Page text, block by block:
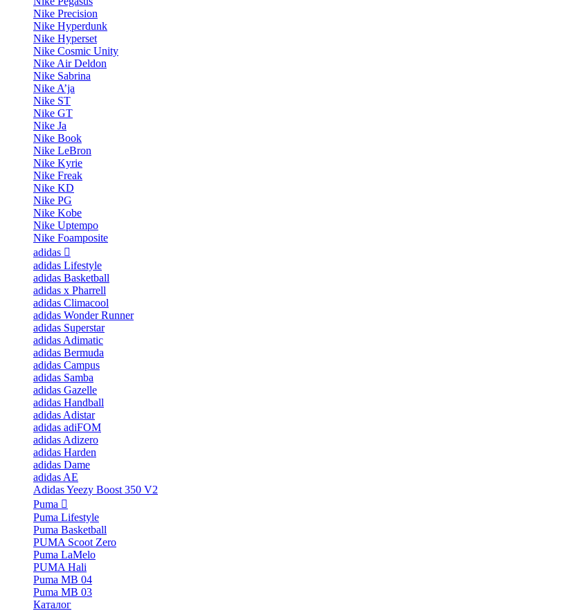
Nike Precision
Nike Hyperdunk
Nike Hyperset
Nike Cosmic Unity
Nike Air Deldon
Nike Sabrina
Nike A’ja
Nike ST
Nike GT
Nike Ja
Nike Book
Nike LeBron
Nike Kyrie
Nike Freak
Nike KD
Nike PG
Nike Kobe
Nike Uptempo
Nike Foamposite
adidas
adidas Lifestyle
adidas Basketball
adidas x Pharrell
adidas Climacool
adidas Wonder Runner
adidas Superstar
adidas Adimatic
adidas Bermuda
adidas Campus
adidas Samba
adidas Gazelle
adidas Handball
adidas Adistar
adidas adiFOM
adidas Adizero
adidas Harden
adidas Dame
adidas AE
Adidas Yeezy Boost 350 V2
Puma
Puma Lifestyle
Puma Basketball
PUMA Scoot Zero
Puma LaMelo
PUMA Hali
Puma MB 04
Puma MB 03
Каталог